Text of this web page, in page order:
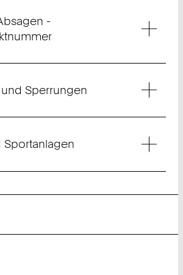
-
und Sperrungen
Sportanlagen